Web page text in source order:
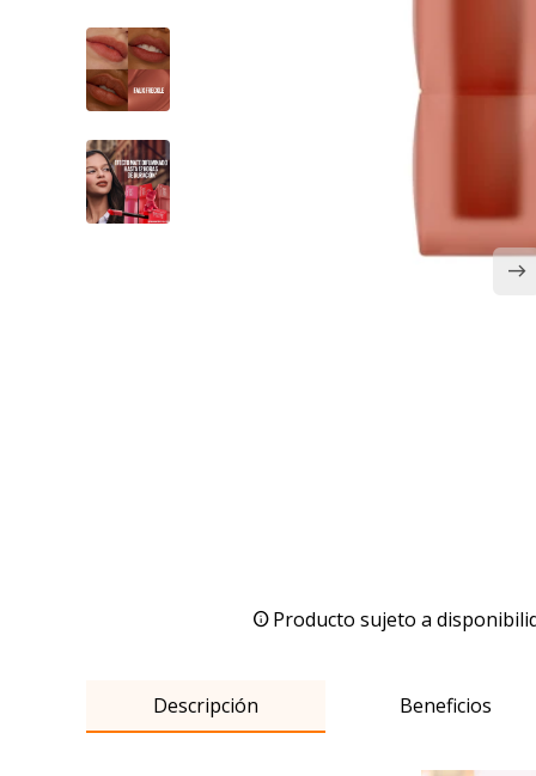
Producto sujeto a
Descripción Beneficios